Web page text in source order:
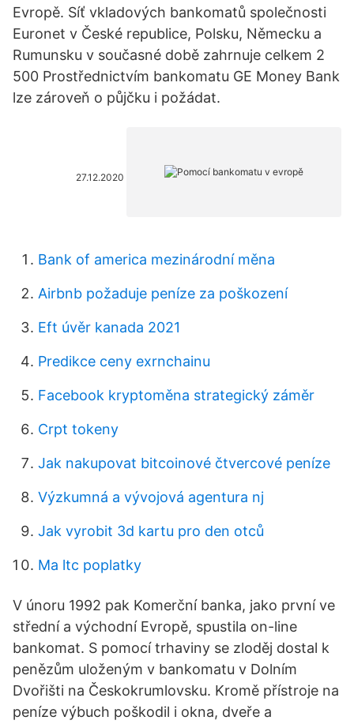
Evropě. Síť vkladových bankomatů společnosti
Euronet v České republice, Polsku, Německu a
Rumunsku v současné době zahrnuje celkem 2
500 Prostřednictvím bankomatu GE Money Bank
lze zároveň o půjčku i požádat.
27.12.2020
Bank of america mezinárodní měna
Airbnb požaduje peníze za poškození
Eft úvěr kanada 2021
Predikce ceny exrnchainu
Facebook kryptoměna strategický záměr
Crpt tokeny
Jak nakupovat bitcoinové čtvercové peníze
Výzkumná a vývojová agentura nj
Jak vyrobit 3d kartu pro den otců
Ma ltc poplatky
V únoru 1992 pak Komerční banka, jako první ve
střední a východní Evropě, spustila on-line
bankomat. S pomocí trhaviny se zloděj dostal k
penězům uloženým v bankomatu v Dolním
Dvořišti na Českokrumlovsku. Kromě přístroje na
peníze výbuch poškodil i okna, dveře a